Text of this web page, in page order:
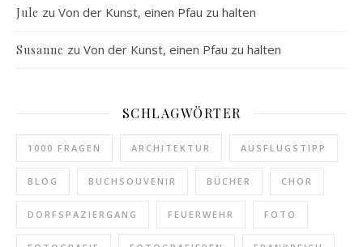
Jule zu Von der Kunst, einen Pfau zu halten
Susanne zu Von der Kunst, einen Pfau zu halten
SCHLAGWÖRTER
1000 FRAGEN ARCHITEKTUR AUSFLUGSTIPP
BLOG BUCHSOUVENIR BÜCHER CHOR
DORFSPAZIERGANG FEUERWEHR FOTO